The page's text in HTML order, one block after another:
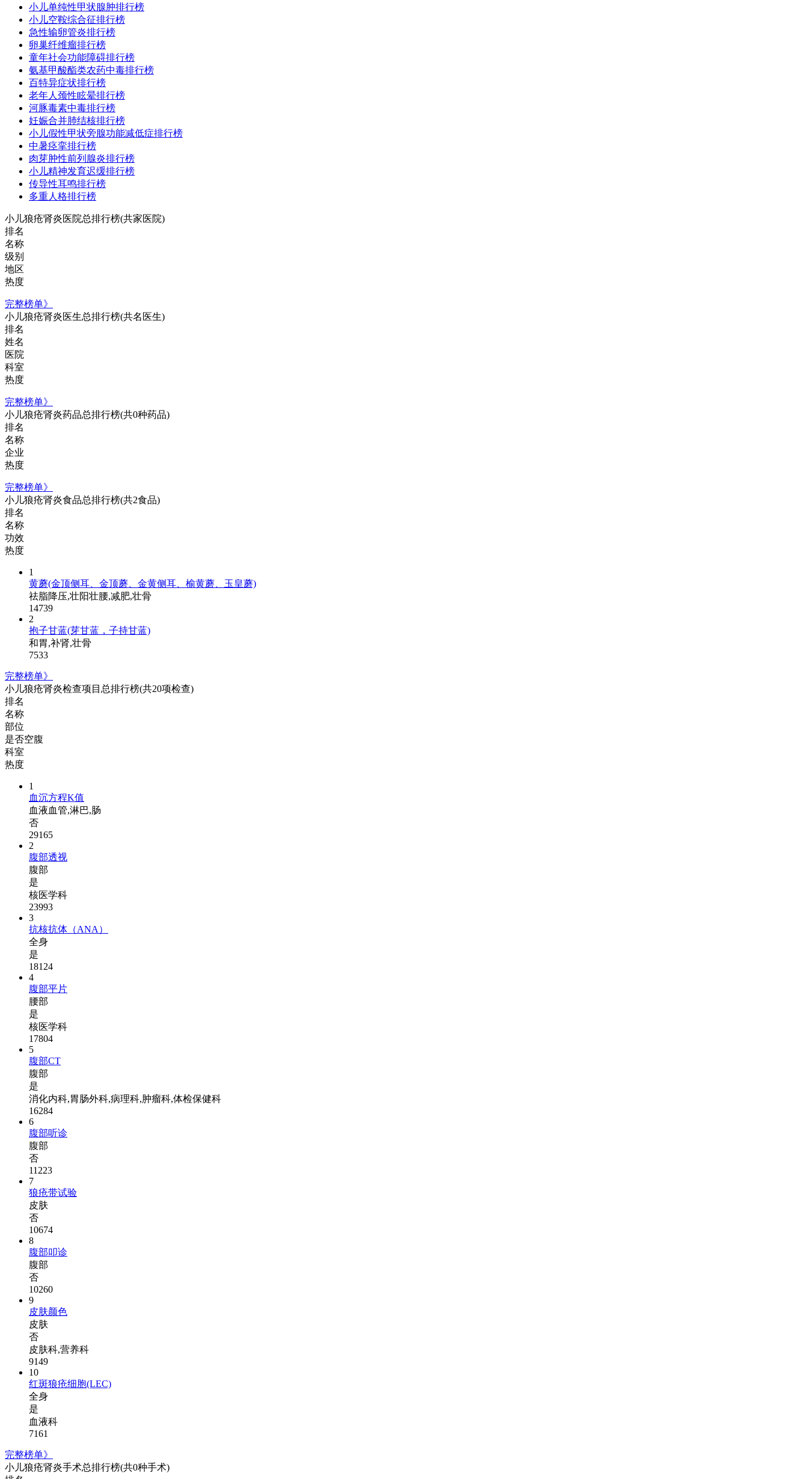
小儿单纯性甲状腺肿排行榜
小儿空鞍综合征排行榜
急性输卵管炎排行榜
卵巢纤维瘤排行榜
童年社会功能障碍排行榜
氨基甲酸酯类农药中毒排行榜
百特异症状排行榜
老年人颈性眩晕排行榜
河豚毒素中毒排行榜
妊娠合并肺结核排行榜
小儿假性甲状旁腺功能减低症排行榜
中暑痉挛排行榜
肉芽肿性前列腺炎排行榜
小儿精神发育迟缓排行榜
传导性耳鸣排行榜
多重人格排行榜
小儿狼疮肾炎医院总排行榜(共家医院)
排名
名称
级别
地区
热度
完整榜单》
小儿狼疮肾炎医生总排行榜(共名医生)
排名
姓名
医院
科室
热度
完整榜单》
小儿狼疮肾炎药品总排行榜(共0种药品)
排名
名称
企业
热度
完整榜单》
小儿狼疮肾炎食品总排行榜(共2食品)
排名
名称
功效
热度
1
黄蘑(金顶侧耳、金顶蘑、金黄侧耳、榆黄蘑、玉皇蘑)
祛脂降压,壮阳壮腰,减肥,壮骨
14739
2
抱子甘蓝(芽甘蓝，子持甘蓝)
和胃,补肾,壮骨
7533
完整榜单》
小儿狼疮肾炎检查项目总排行榜(共20项检查)
排名
名称
部位
是否空腹
科室
热度
1
血沉方程K值
血液血管,淋巴,肠
否
29165
2
腹部透视
腹部
是
核医学科
23993
3
抗核抗体（ANA）
全身
是
18124
4
腹部平片
腰部
是
核医学科
17804
5
腹部CT
腹部
是
消化内科,胃肠外科,病理科,肿瘤科,体检保健科
16284
6
腹部听诊
腹部
否
11223
7
狼疮带试验
皮肤
否
10674
8
腹部叩诊
腹部
否
10260
9
皮肤颜色
皮肤
否
皮肤科,营养科
9149
10
红斑狼疮细胞(LEC)
全身
是
血液科
7161
完整榜单》
小儿狼疮肾炎手术总排行榜(共0种手术)